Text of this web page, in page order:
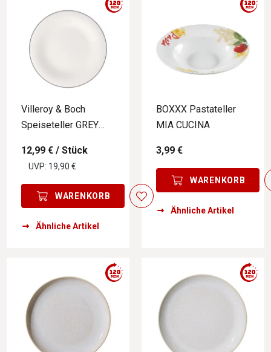
Villeroy & Boch
Speiseteller GREY
12,99 € / Stück
UVP: 19,90 €
WARENKORB
Ähnliche Artikel
BOXXX Pastateller
MIA CUCINA
3,99 €
WARENKORB
Ähnliche Artikel